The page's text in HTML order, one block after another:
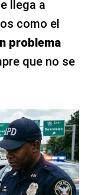
llega a
como el
problema
que no se